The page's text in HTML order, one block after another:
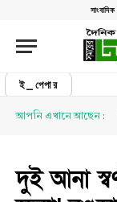
ই_পেপার
আপনি এখানে আছেন :
দুই আনা